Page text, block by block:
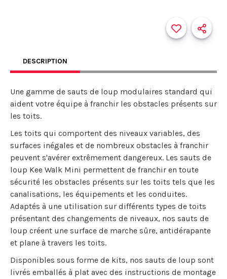
DESCRIPTION
Une gamme de sauts de loup modulaires standard qui
aident votre équipe à franchir les obstacles présents sur
les toits.
Les toits qui comportent des niveaux variables, des
surfaces inégales et de nombreux obstacles à franchir
peuvent s'avérer extrêmement dangereux. Les sauts de
loup Kee Walk Mini permettent de franchir en toute
sécurité les obstacles présents sur les toits tels que les
canalisations, les équipements et les conduites.
Adaptés à une utilisation sur différents types de toits
présentant des changements de niveaux, nos sauts de
loup créent une surface de marche sûre, antidérapante
et plane à travers les toits.
Disponibles sous forme de kits, nos sauts de loup sont
livrés emballés à plat avec des instructions de montage